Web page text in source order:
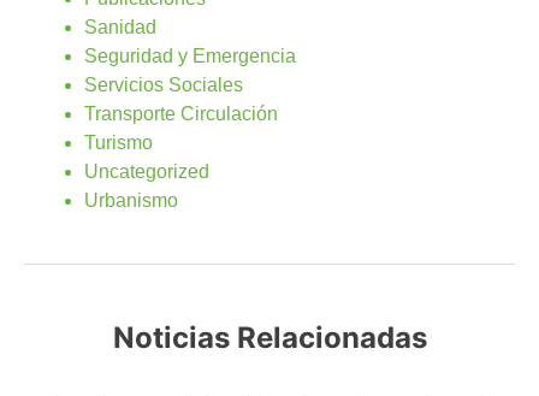
Sanidad
Seguridad y Emergencia
Servicios Sociales
Transporte Circulación
Turismo
Uncategorized
Urbanismo
Noticias Relacionadas